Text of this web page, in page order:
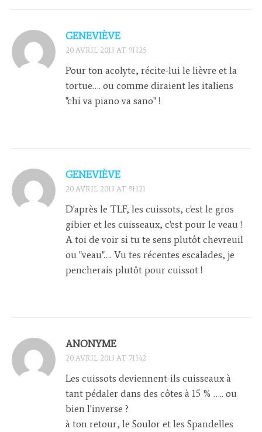
GENEVIÈVE
20 AVRIL 2013 AT 9H25
Pour ton acolyte, récite-lui le lièvre et la
tortue…. ou comme diraient les italiens
"chi va piano va sano" !
GENEVIÈVE
20 AVRIL 2013 AT 9H21
D'après le TLF, les cuissots, c'est le gros
gibier et les cuisseaux, c'est pour le veau !
A toi de voir si tu te sens plutôt chevreuil
ou "veau"…. Vu tes récentes escalades, je
pencherais plutôt pour cuissot !
ANONYME
20 AVRIL 2013 AT 7H42
Les cuissots deviennent-ils cuisseaux à
tant pédaler dans des côtes à 15 % ….. ou
bien l'inverse ?
à ton retour, le Soulor et les Spandelles